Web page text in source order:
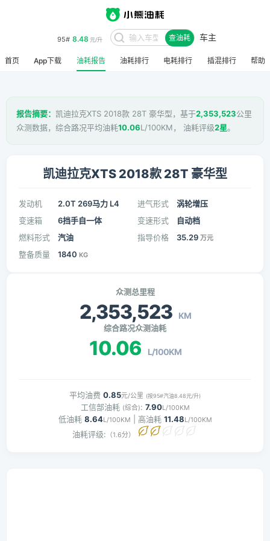
95# 8.48 元/升 查油耗 车主
首页 App下载 油耗报告 油耗排行 电耗排行 插混排行 帮助
报告摘要： 凯迪拉克XTS 2018款 28T 豪华型，基于2,353,523公里
众测数据，综合路况平均油耗10.06L/100KM， 油耗评级2星。
凯迪拉克XTS 2018款 28T 豪华型
发动机 2.0T 269马力 L4 进气形式
涡轮增压
变速箱
6挡手自一体 变速形式
自动档
燃料形式
汽油 指导价格 35.29 万元
整备质量 1840 KG
众测总里程
2,353,523 KM
综合路况众测油耗
10.06 L/100KM
平均油费 0.85元/公里 (按95#汽油8.48元/升)
工信部油耗 (综合): 7.90L/100KM
低油耗 8.64L/100KM | 高油耗 11.48L/100KM
油耗评级: （1.6分）